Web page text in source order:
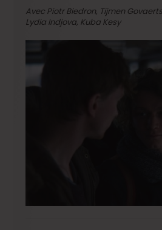
Avec Piotr Biedron, Tijmen
Lydia Indjova, Kuba Kesy